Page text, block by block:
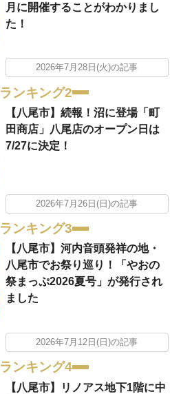
月に開催することがわかりまし
た！
2026年7月28日(火)の記事
ランキング2
【八尾市】続報！沼に登場「町
田商店」八尾店のオープン日は
7/27に決定！
2026年7月26日(日)の記事
ランキング3
【八尾市】河内音頭発祥の地・
八尾市でお祭り巡り！「やおの
祭まっぷ2026夏号」が発行され
ました
2026年7月12日(日)の記事
ランキング4
【八尾市】リノアス地下1階に中